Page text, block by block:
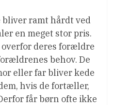
ramt hårdt ved
en meget stor pris.
deres forældre
behov. De
eller far bliver kede
hvis de fortæller,
får børn ofte ikke